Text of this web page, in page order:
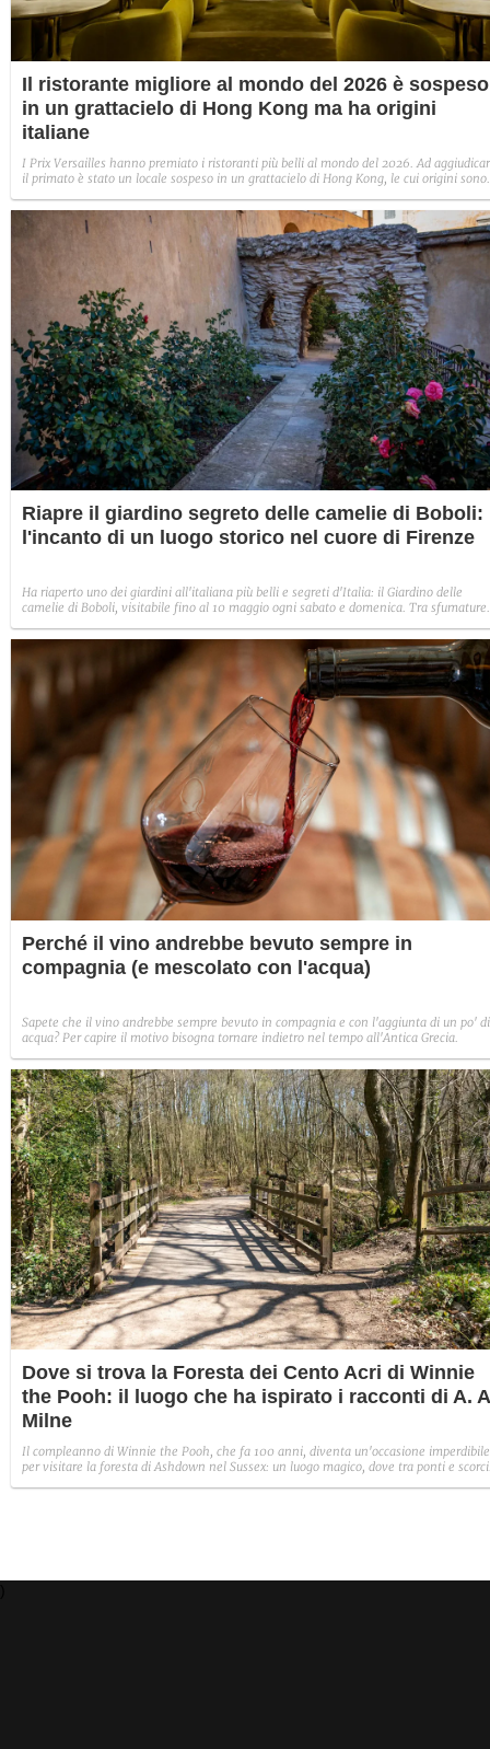
Il ristorante migliore al mondo del 2026 è sospeso
in un grattacielo di Hong Kong ma ha origini
italiane
I Prix Versailles hanno premiato i ristoranti più belli al mondo del 2026. Ad
il primato è stato un locale sospeso in un grattacielo di Hong Kong, le cui origini sono
Riapre il giardino segreto delle camelie di Boboli:
l'incanto di un luogo storico nel cuore di Firenze
Ha riaperto uno dei giardini all'italiana più belli e segreti d'Italia: il Giardino delle
camelie di Boboli, visitabile fino al 10 maggio ogni sabato e domenica. Tra sfumature
Perché il vino andrebbe bevuto sempre in
compagnia (e mescolato con l'acqua)
Sapete che il vino andrebbe sempre bevuto in compagnia e con l'aggiunta di un po' di
acqua? Per capire il motivo bisogna tornare indietro nel tempo all'Antica Grecia.
Dove si trova la Foresta dei Cento Acri di Winnie
the Pooh: il luogo che ha ispirato i racconti di A.
Milne
Il compleanno di Winnie the Pooh, che fa 100 anni, diventa un'occasione imperdibile
per visitare la foresta di Ashdown nel Sussex: un luogo magico, dove tra ponti e scorci